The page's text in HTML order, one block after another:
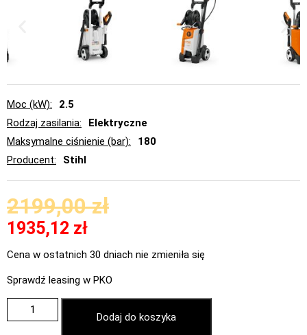
Moc (kW)
2.5
Rodzaj zasilania
Elektryczne
Maksymalne ciśnienie (bar)
180
Producent
Stihl
2199,00zł
1935,12 zł
Cena w ostatnich 30 dniach nie zmieniła się
Sprawdź leasing w PKO
Dodaj do koszyka